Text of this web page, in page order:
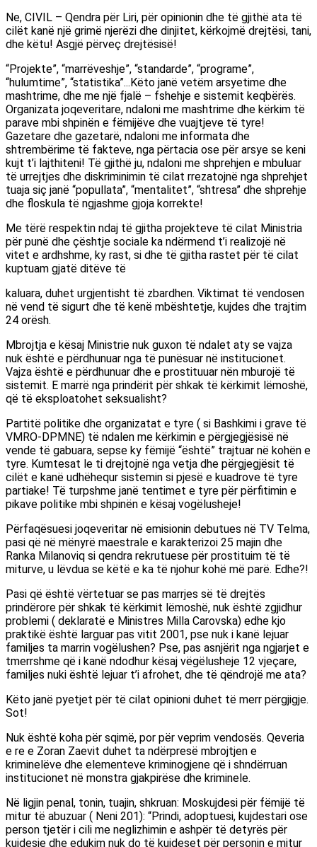
Ne, CIVIL – Qendra për Liri, për opinionin dhe të gjithë ata të
cilët kanë një grimë njerëzi dhe dinjitet, kërkojmë drejtësi, tani,
dhe këtu! Asgjë përveç drejtësisë!
“Projekte”, “marrëveshje”, “standarde”, “programe”,
“hulumtime”, “statistika”...Këto janë vetëm arsyetime dhe
mashtrime, dhe me një fjalë – fshehje e sistemit keqbërës.
Organizata joqeveritare, ndaloni me mashtrime dhe kërkim të
parave mbi shpinën e fëmijëve dhe vuajtjeve të tyre!
Gazetare dhe gazetarë, ndaloni me informata dhe
shtrembërime të fakteve, nga përtacia ose për arsye se keni
kujt t’i lajthiteni! Të gjithë ju, ndaloni me shprehjen e mbuluar
të urrejtjes dhe diskriminimin të cilat rrezatojnë nga shprehjet
tuaja siç janë “popullata”, “mentalitet”, “shtresa” dhe shprehje
dhe floskula të ngjashme gjoja korrekte!
Me tërë respektin ndaj të gjitha projekteve të cilat Ministria
për punë dhe çështje sociale ka ndërmend t’i realizojë në
vitet e ardhshme, ky rast, si dhe të gjitha rastet për të cilat
kuptuam gjatë ditëve të
kaluara, duhet urgjentisht të zbardhen. Viktimat të vendosen
në vend të sigurt dhe të kenë mbështetje, kujdes dhe trajtim
24 orësh.
Mbrojtja e kësaj Ministrie nuk guxon të ndalet aty se vajza
nuk është e përdhunuar nga të punësuar në institucionet.
Vajza është e përdhunuar dhe e prostituuar nën mburojë të
sistemit. E marrë nga prindërit për shkak të kërkimit lëmoshë,
që të eksploatohet seksualisht?
Partitë politike dhe organizatat e tyre ( si Bashkimi i grave të
VMRO-DPMNE) të ndalen me kërkimin e përgjegjësisë në
vende të gabuara, sepse ky fëmijë “është” trajtuar në kohën e
tyre. Kumtesat le ti drejtojnë nga vetja dhe përgjegjësit të
cilët e kanë udhëhequr sistemin si pjesë e kuadrove të tyre
partiake! Të turpshme janë tentimet e tyre për përfitimin e
pikave politike mbi shpinën e kësaj vogëlusheje!
Përfaqësuesi joqeveritar në emisionin debutues në TV Telma,
pasi që në mënyrë maestrale e karakterizoi 25 majin dhe
Ranka Milanoviq si qendra rekrutuese për prostituim të të
miturve, u lëvdua se këtë e ka të njohur kohë më parë. Edhe?!
Pasi që është vërtetuar se pas marrjes së të drejtës
prindërore për shkak të kërkimit lëmoshë, nuk është zgjidhur
problemi ( deklaratë e Ministres Milla Carovska) edhe kjo
praktikë është larguar pas vitit 2001, pse nuk i kanë lejuar
familjes ta marrin vogëlushen? Pse, pas asnjërit nga ngjarjet e
tmerrshme që i kanë ndodhur kësaj vëgëlusheje 12 vjeçare,
familjes nuki është lejuar t’i afrohet, dhe të qëndrojë me ata?
Këto janë pyetjet për të cilat opinioni duhet të merr përgjigje.
Sot!
Nuk është koha për sqimë, por për veprim vendosës. Qeveria
e re e Zoran Zaevit duhet ta ndërpresë mbrojtjen e
kriminelëve dhe elementeve kriminogjene që i shndërruan
institucionet në monstra gjakpirëse dhe kriminele.
Në ligjin penal, tonin, tuajin, shkruan: Moskujdesi për fëmijë të
mitur të abuzuar ( Neni 201): “Prindi, adoptuesi, kujdestari ose
person tjetër i cili me neglizhimin e ashpër të detyrës për
kujdesje dhe edukim nuk do të kujdeset për personin e mitur